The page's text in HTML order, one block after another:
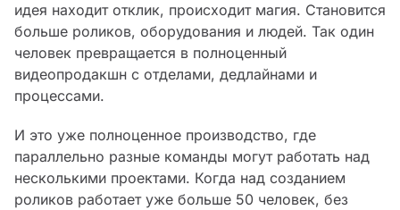
идея находит отклик, происходит магия. Становится
больше роликов, оборудования и людей. Так один
человек превращается в полноценный
видеопродакшн с отделами, дедлайнами и
процессами.
И это уже полноценное производство, где
параллельно разные команды могут работать над
несколькими проектами. Когда над созданием
роликов работает уже больше 50 человек, без